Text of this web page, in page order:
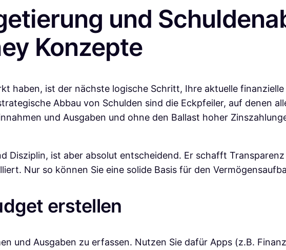
und
Konzepte
haben, ist der nächste logische Schritt, Ihre aktuelle
Abbau von Schulden sind die Eckpfeiler, auf denen
und Ausgaben und ohne den Ballast hoher
Disziplin, ist aber absolut entscheidend. Er schafft
Nur so können Sie eine solide Basis für den
erstellen
und Ausgaben zu erfassen. Nutzen Sie dafür Apps (z.B.